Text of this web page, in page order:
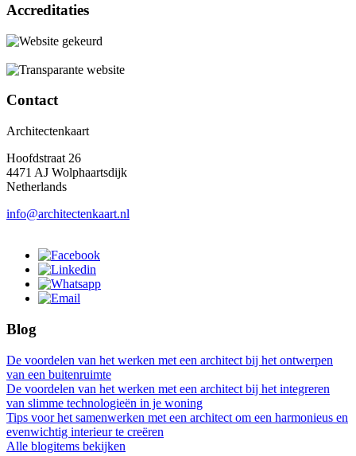
Accreditaties
Contact
Architectenkaart
Hoofdstraat 26
4471 AJ Wolphaartsdijk
Netherlands
info@architectenkaart.nl
Blog
De voordelen van het werken met een architect bij het ontwerpen
van een buitenruimte
De voordelen van het werken met een architect bij het integreren
van slimme technologieën in je woning
Tips voor het samenwerken met een architect om een harmonieus en
evenwichtig interieur te creëren
Alle blogitems bekijken